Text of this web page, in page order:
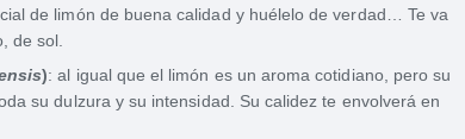
de limón de buena calidad y huélelo de verdad… Te va
de sol.
): al igual que el limón es un aroma cotidiano, pero su
su dulzura y su intensidad. Su calidez te envolverá en